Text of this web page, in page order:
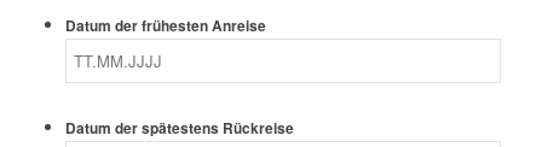
Datum der frühesten Anreise
Datum der spätestens Rückreise